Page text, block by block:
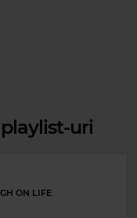
uri
ON LIFE